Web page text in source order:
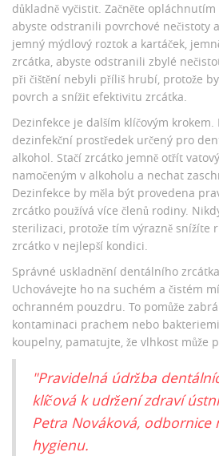
důkladně vyčistit. Začněte
abyste odstranili povrchové nečistoty
jemný mýdlový roztok a kartáček,
zrcátka, abyste odstranili zbylé
při čištění nebyli příliš hrubí, protože
povrch a snížit efektivitu zrcátka.
Dezinfekce je dalším klíčovým krokem.
dezinfekční prostředek určený pro
alkohol. Stačí zrcátko jemně otřít
namočeným v alkoholu a nechat
Dezinfekce by měla být provedena
zrcátko používá více členů rodiny.
sterilizaci, protože tím výrazně snížíte
zrcátko v nejlepší kondici.
Správné uskladnění dentálního
Uchovávejte ho na suchém a čistém
ochranném pouzdru. To pomůže
kontaminaci prachem nebo
koupelny, pamatujte, že vlhkost může
"Pravidelná údržba
klíčová k udržení zdraví
Petra Nováková, odbornice
hygienu.